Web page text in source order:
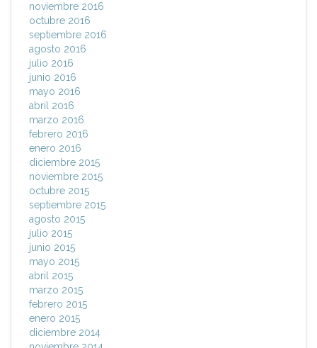
noviembre 2016
octubre 2016
septiembre 2016
agosto 2016
julio 2016
junio 2016
mayo 2016
abril 2016
marzo 2016
febrero 2016
enero 2016
diciembre 2015
noviembre 2015
octubre 2015
septiembre 2015
agosto 2015
julio 2015
junio 2015
mayo 2015
abril 2015
marzo 2015
febrero 2015
enero 2015
diciembre 2014